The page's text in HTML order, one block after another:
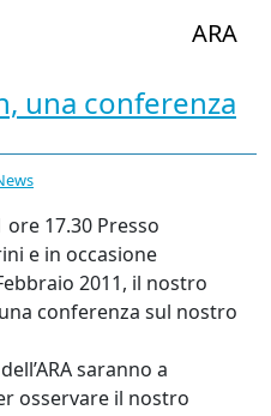
Menù ARA
una conferenza
ore 17.30 Presso
e in occasione
2011, il nostro
conferenza sul nostro
saranno a
osservare il nostro